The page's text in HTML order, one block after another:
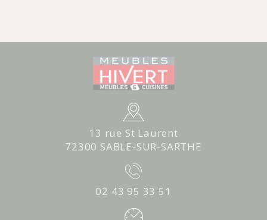
13 rue St Laurent
72300 SABLE-SUR-SARTHE
02 43 95 33 51